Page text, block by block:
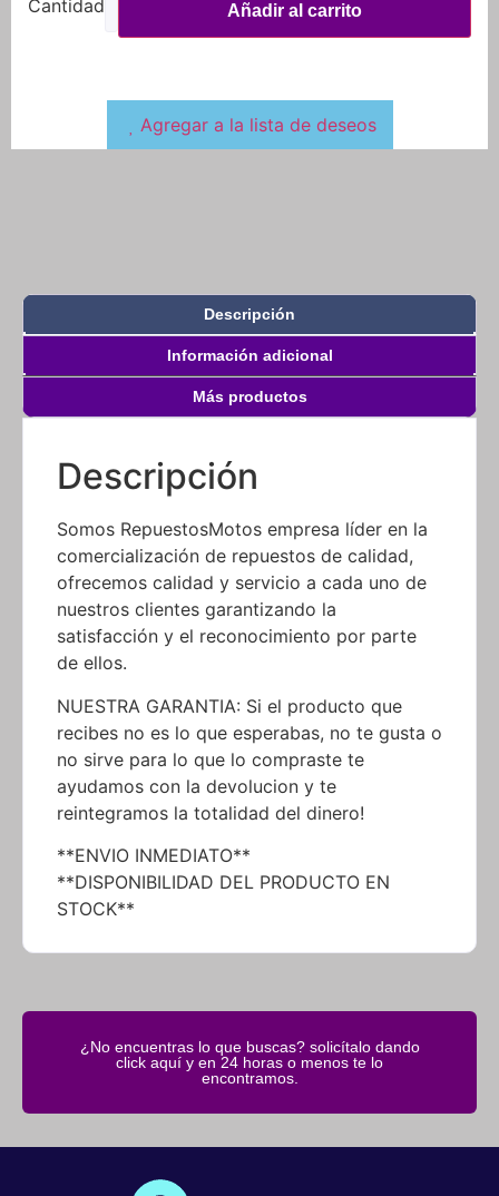
Añadir al carrito
Agregar a la lista de deseos
Descripción
Información adicional
Más productos
Descripción
Somos RepuestosMotos empresa líder en la
comercialización de repuestos de calidad,
ofrecemos calidad y servicio a cada uno de
nuestros clientes garantizando la
satisfacción y el reconocimiento por parte
de ellos.
NUESTRA GARANTIA: Si el producto que
recibes no es lo que esperabas, no te gusta o
no sirve para lo que lo compraste te
ayudamos con la devolucion y te
reintegramos la totalidad del dinero!
**ENVIO INMEDIATO**
**DISPONIBILIDAD DEL PRODUCTO EN
STOCK**
¿No encuentras lo que buscas? solicítalo dando
click aquí y en 24 horas o menos te lo
encontramos.